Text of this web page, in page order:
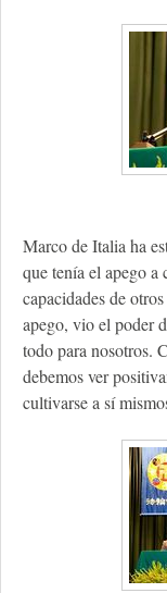
Marco de Italia ha
que tenía el apego
capacidades de
apego, vio el poder
todo para nosotros.
debemos ver
cultivarse a sí